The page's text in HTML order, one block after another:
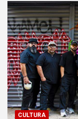
CULTURA